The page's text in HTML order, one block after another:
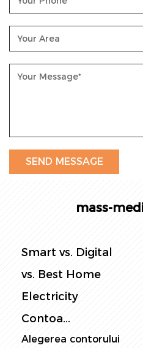
mass-
Smart vs. Digital
vs. Best Home
Electricity
Contoa...
Alegerea contorului